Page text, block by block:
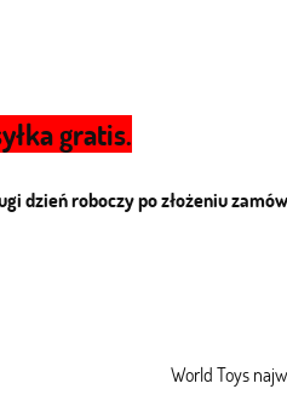
gratis.
dzień roboczy po złożeniu
World Toys